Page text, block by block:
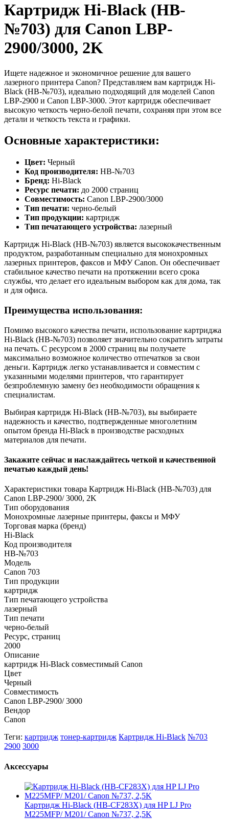
Картридж Hi-Black (HB-
№703) для Canon LBP-
2900/3000, 2K
Ищете надежное и экономичное решение для вашего
лазерного принтера Canon? Представляем вам картридж Hi-
Black (HB-№703), идеально подходящий для моделей Canon
LBP-2900 и Canon LBP-3000. Этот картридж обеспечивает
высокую четкость черно-белой печати, сохраняя при этом все
детали и четкость текста и графики.
Основные характеристики:
Цвет: Черный
Код производителя: HB-№703
Бренд: Hi-Black
Ресурс печати: до 2000 страниц
Совместимость: Canon LBP-2900/3000
Тип печати: черно-белый
Тип продукции: картридж
Тип печатающего устройства: лазерный
Картридж Hi-Black (HB-№703) является высококачественным
продуктом, разработанным специально для монохромных
лазерных принтеров, факсов и МФУ Canon. Он обеспечивает
стабильное качество печати на протяжении всего срока
службы, что делает его идеальным выбором как для дома, так
и для офиса.
Преимущества использования:
Помимо высокого качества печати, использование картриджа
Hi-Black (HB-№703) позволяет значительно сократить затраты
на печать. С ресурсом в 2000 страниц вы получаете
максимально возможное количество отпечатков за свои
деньги. Картридж легко устанавливается и совместим с
указанными моделями принтеров, что гарантирует
безпроблемную замену без необходимости обращения к
специалистам.
Выбирая картридж Hi-Black (HB-№703), вы выбираете
надежность и качество, подтвержденные многолетним
опытом бренда Hi-Black в производстве расходных
материалов для печати.
Закажите сейчас и наслаждайтесь четкой и качественной
печатью каждый день!
Характеристики товара Картридж Hi-Black (HB-№703) для
Canon LBP-2900/ 3000, 2K
Тип оборудования
Монохромные лазерные принтеры, факсы и МФУ
Торговая марка (бренд)
Hi-Black
Код производителя
HB-№703
Модель
Canon 703
Тип продукции
картридж
Тип печатающего устройства
лазерный
Тип печати
черно-белый
Ресурс, страниц
2000
Описание
картридж Hi-Black совместимый Canon
Цвет
Черный
Совместимость
Canon LBP-2900/ 3000
Вендор
Canon
Теги: картридж тонер-картридж Картридж Hi-Black №703
2900 3000
Аксессуары
Картридж Hi-Black (HB-CF283X) для HP LJ Pro
M225MFP/ M201/ Canon №737, 2,5K